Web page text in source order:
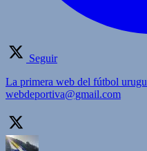
Seguir
La primera web del fútbol
webdeportiva@gmail.com